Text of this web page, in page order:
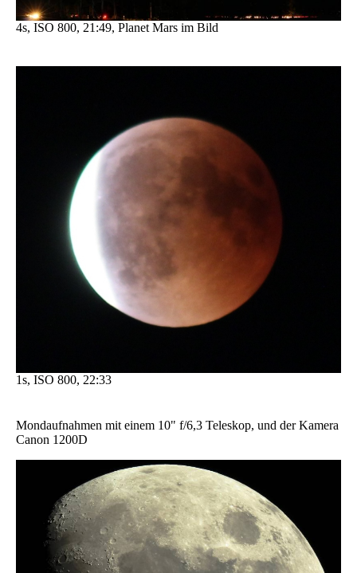
4s, ISO 800, 21:49, Planet Mars im Bild
1s, ISO 800, 22:33
Mondaufnahmen mit einem 10" f/6,3 Teleskop, und der Kamera
Canon 1200D